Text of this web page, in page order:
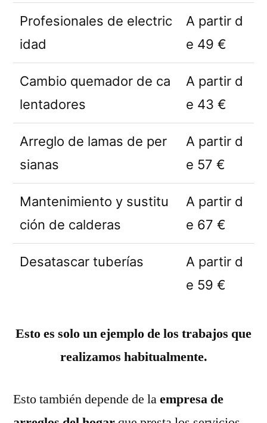
Profesionales de electric
idad
A partir d
e 49 €
Cambio quemador de ca
lentadores
A partir d
e 43 €
Arreglo de lamas de per
sianas
A partir d
e 57 €
Mantenimiento y sustitu
ción de calderas
A partir d
e 67 €
Desatascar tuberías
A partir d
e 59 €
Esto es solo un ejemplo de los trabajos que
realizamos habitualmente.
Esto también depende de laempresa de